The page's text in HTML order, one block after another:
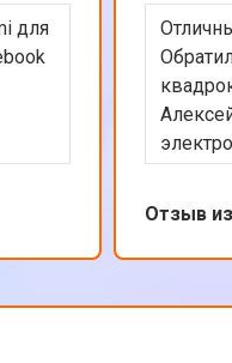
для
все
Отзыв из